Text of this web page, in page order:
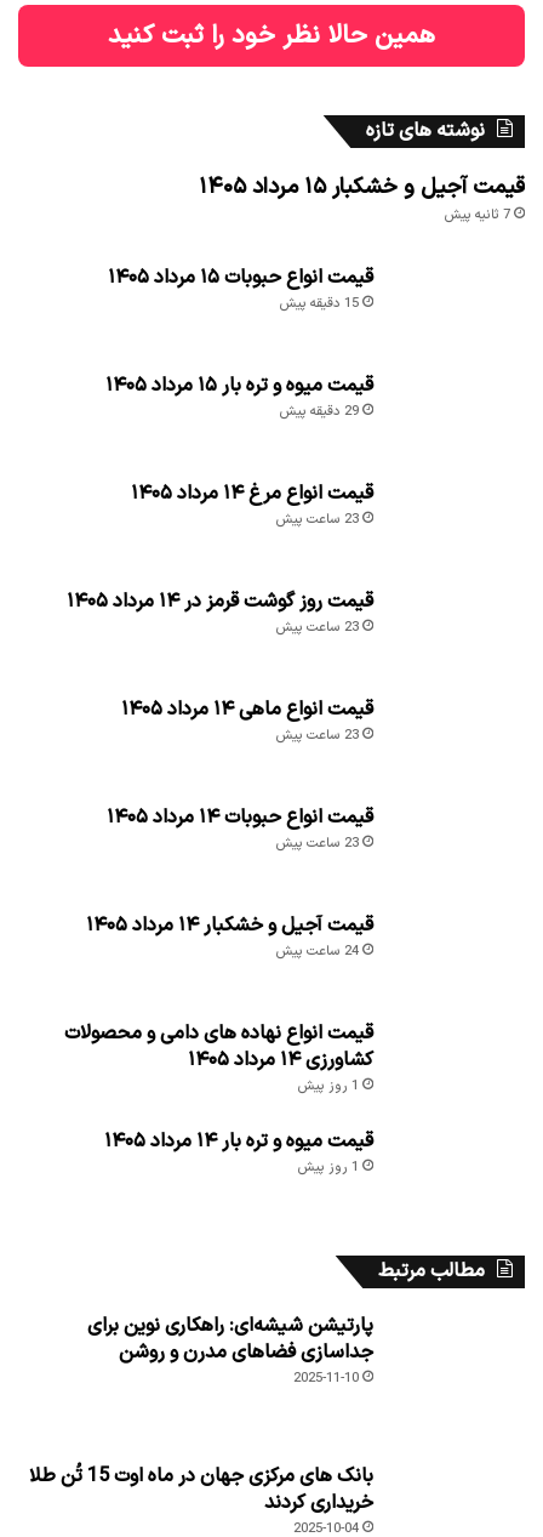
همین حالا نظر خود را ثبت کنید
نوشته های تازه
قیمت آجیل و خشکبار ۱۵ مرداد ۱۴۰۵
7 ثانیه پیش
قیمت انواع حبوبات ۱۵ مرداد ۱۴۰۵
15 دقیقه پیش
قیمت میوه و تره بار ۱۵ مرداد ۱۴۰۵
29 دقیقه پیش
قیمت انواع مرغ ۱۴ مرداد ۱۴۰۵
23 ساعت پیش
قیمت روز گوشت قرمز در ۱۴ مرداد ۱۴۰۵
23 ساعت پیش
قیمت انواع ماهی ۱۴ مرداد ۱۴۰۵
23 ساعت پیش
قیمت انواع حبوبات ۱۴ مرداد ۱۴۰۵
23 ساعت پیش
قیمت آجیل و خشکبار ۱۴ مرداد ۱۴۰۵
24 ساعت پیش
قیمت انواع نهاده های دامی و محصولات
کشاورزی ۱۴ مرداد ۱۴۰۵
1 روز پیش
قیمت میوه و تره بار ۱۴ مرداد ۱۴۰۵
1 روز پیش
مطالب مرتبط
پارتیشن شیشه‌ای: راهکاری نوین برای
جداسازی فضاهای مدرن و روشن
2025-11-10
بانک های مرکزی جهان در ماه اوت 15 تُن طلا
خریداری کردند
2025-10-04